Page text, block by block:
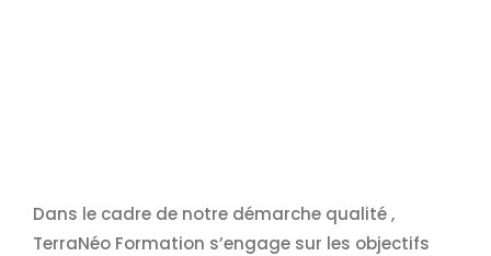
Dans le cadre de notre démarche qualité ,
TerraNéo Formation s’engage sur les objectifs